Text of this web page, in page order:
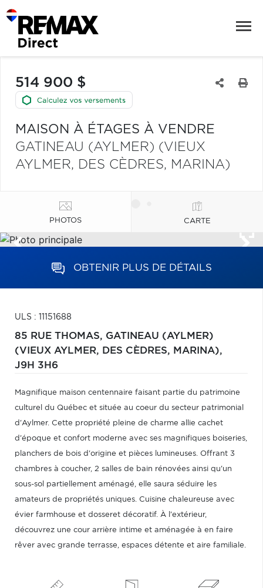
514 900 $
MAISON À ÉTAGES À VENDRE
GATINEAU (AYLMER) (VIEUX
AYLMER, DES CÈDRES, MARINA)
PHOTOS CARTE
OBTENIR PLUS DE DÉTAILS
ULS : 11151688
85 RUE THOMAS, GATINEAU (AYLMER)
(VIEUX AYLMER, DES CÈDRES, MARINA),
J9H 3H6
Magnifique maison centennaire faisant partie du patrimoine
culturel du Québec et située au coeur du secteur patrimonial
d'Aylmer. Cette propriété pleine de charme allie cachet
d'époque et confort moderne avec ses magnifiques boiseries,
planchers de bois d'origine et pièces lumineuses. Offrant 3
chambres à coucher, 2 salles de bain rénovées ainsi qu'un
sous-sol partiellement aménagé, elle saura séduire les
amateurs de propriétés uniques. Cuisine chaleureuse avec
évier farmhouse et dosseret décoratif. À l'extérieur,
découvrez une cour arrière intime et aménagée à en faire
rêver avec grande terrasse, espaces détente et aire familiale.